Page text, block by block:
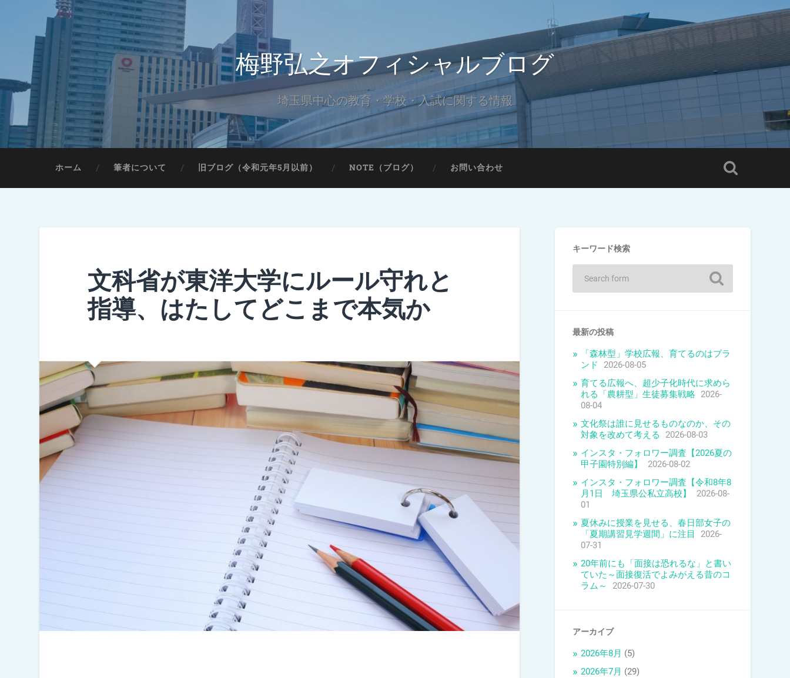
梅野弘之オフィシャルブログ
埼玉県中心の教育・学校・入試に関する情報
ホーム 筆者について 旧ブログ（令和元年5月以前） NOTE（ブログ） お問い合わせ
文科省が東洋大学にルール守れと
指導、はたしてどこまで本気か
キーワード検索
最新の投稿
「森林型」学校広報、育てるのはブラ
ンド
2026-08-05
育てる広報へ、超少子化時代に求めら
れる「農耕型」生徒募集戦略 2026-
08-04
文化祭は誰に見せるものなのか、その
対象を改めて考える
2026-08-03
インスタ・フォロワー調査【2026夏の
甲子園特別編】
2026-08-02
インスタ・フォロワー調査【令和8年8
月1日 埼玉県公私立高校】
2026-08-
01
夏休みに授業を見せる、春日部女子の
「夏期講習見学週間」に注目
2026-
07-31
20年前にも「面接は恐れるな」と書い
ていた～面接復活でよみがえる昔のコ
ラム～
2026-07-30
アーカイブ
2026年8月 (5)
2026年7月 (29)